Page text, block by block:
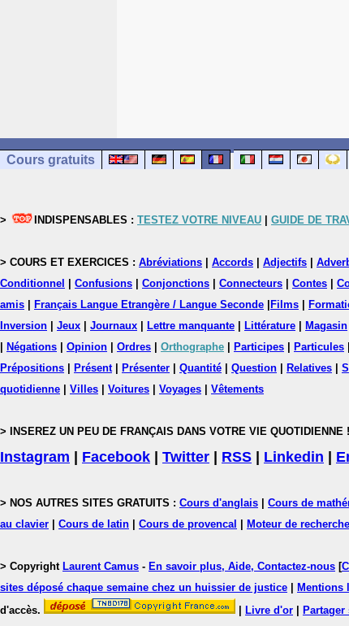
Cours gratuits
> INDISPENSABLES : TESTEZ VOTRE NIVEAU GUIDE DE
> COURS ET EXERCICES : Abréviations Accords Adjectifs
Conditionnel
Confusions Conjonctions Connecteurs Contes
amis
Français Langue Etrangère / Langue Seconde Films
Inversion
Jeux Journaux Lettre manquante Littérature Magasin
Négations Opinion Ordres Orthographe Participes Particules
Prépositions
Présent| Présenter Quantité Question Relatives
quotidienne
Villes Voitures Voyages Vêtements
> INSEREZ UN PEU DE FRANÇAIS DANS VOTRE VIE
Instagram Facebook Twitter RSS Linkedin
> NOS AUTRES SITES GRATUITS : Cours d'anglais Cours de
au clavier
Cours de latin Cours de provencal Moteur de
> Copyright Laurent Camus - En savoir plus, Aide, Contactez-nous [
sites déposé chaque semaine chez un huissier de justice
Mentions
d'accès.
Livre d'or